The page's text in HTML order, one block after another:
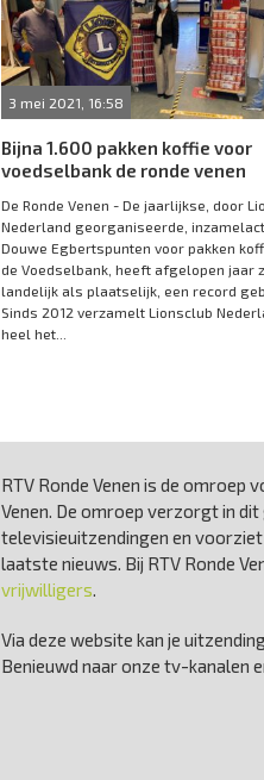
3 mei 2021, 16:58
Bijna 1.600 pakken koffie voor
voedselbank de ronde venen
De Ronde Venen - De jaarlijkse, door
Nederland georganiseerde,
Douwe Egbertspunten voor pakken
de Voedselbank, heeft afgelopen jaar
landelijk als plaatselijk, een record
Sinds 2012 verzamelt Lionsclub
heel het...
RTV Ronde Venen is de omroep
Venen. De omroep verzorgt in
televisieuitzendingen en
laatste nieuws. Bij RTV Ronde
vrijwilligers.
Via deze website kan je
Benieuwd naar onze tv-kanalen